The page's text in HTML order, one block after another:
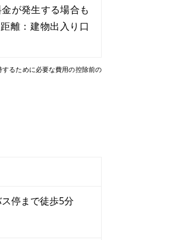
が発生する場合も
離：建物出入り口
るために必要な費用の控除前の
停まで徒歩5分